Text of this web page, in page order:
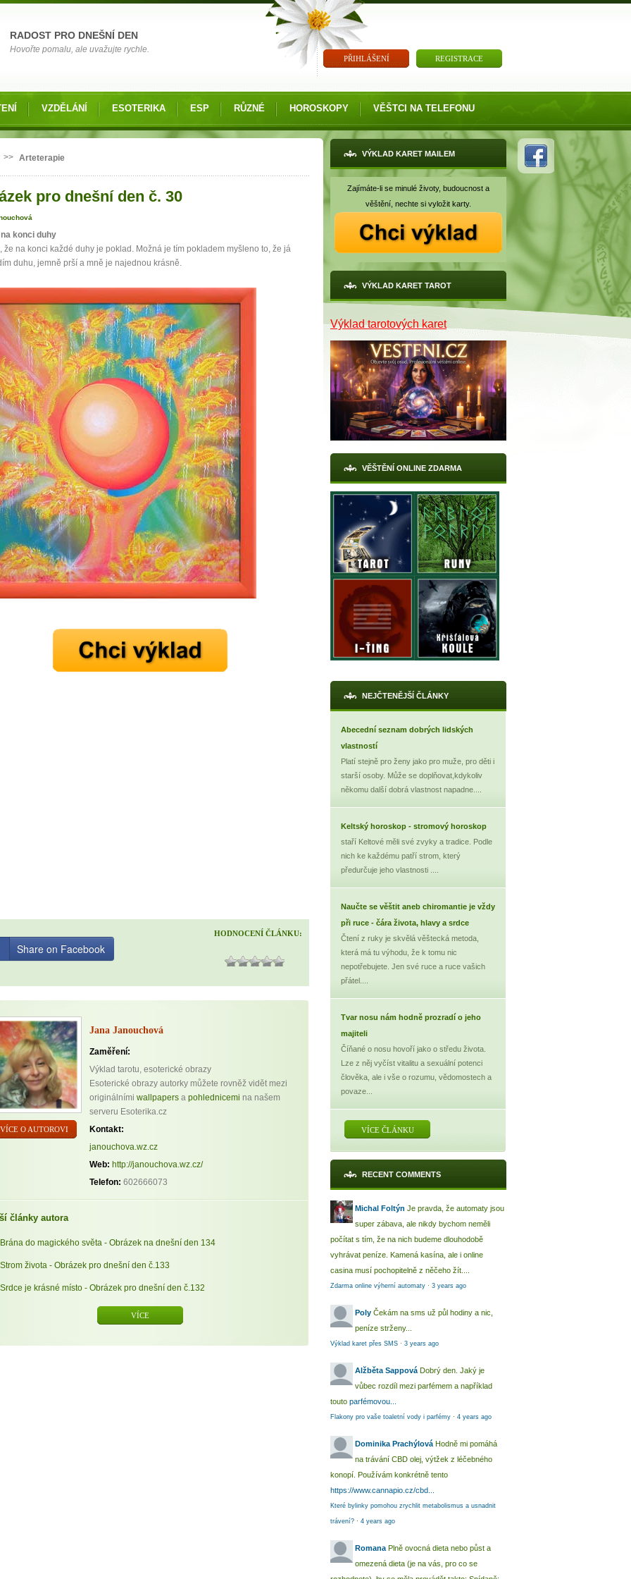
tipů pro zdravý a
život
... všechny tipy zdarma.
že jste unaveni hned jak ráno vstanete?
Nemusí to tak být - ZJISTĚTE ZDARMA!
více energie každý den
do života rovnováhu
šťastnější
X
RADOST PRO DNEŠNÍ DEN
Hovořte pomalu, ale uvažujte rychle.
PŘIHLÁŠENÍ REGISTRACE
VZDĚLÁNÍ ESOTERIKA ESP RŮZNÉ HOROSKOPY VĚŠTCI NA TELEFONU
>> Arteterapie
pro dnešní den č. 30
konci duhy
že na konci každé duhy je poklad. Možná je tím pokladem myšleno to, že já
duhu, jemně prší a mně je najednou krásně.
HODNOCENÍ ČLÁNKU:
Share on Facebook
VÍCE O AUTOROVI
Jana Janouchová
Zaměření:
Výklad tarotu, esoterické obrazy
Esoterické obrazy autorky můžete rovněž vidět mezi
originálními wallpapers a pohlednicemi na našem
serveru Esoterika.cz
Kontakt:
janouchova.wz.cz
Web: http://janouchova.wz.cz/
Telefon: 602666073
články autora
Brána do magického světa - Obrázek na dnešní den 134
Strom života - Obrázek pro dnešní den č.133
Srdce je krásné místo - Obrázek pro dnešní den č.132
VÍCE
VÝKLAD KARET MAILEM
Zajímáte-li se minulé životy, budoucnost a
věštění, nechte si vyložit karty.
VÝKLAD KARET TAROT
Výklad tarotových karet
VĚŠTĚNÍ ONLINE ZDARMA
NEJČTENĚJŠÍ ČLÁNKY
Abecední seznam dobrých lidských
vlastností
Platí stejně pro ženy jako pro muže, pro děti i
starší osoby. Může se doplňovat,kdykoliv
někomu další dobrá vlastnost napadne....
Keltský horoskop - stromový horoskop
staří Keltové měli své zvyky a tradice. Podle
nich ke každému patří strom, který
předurčuje jeho vlastnosti ....
Naučte se věštit aneb chiromantie je vždy
při ruce - čára života, hlavy a srdce
Čtení z ruky je skvělá věštecká metoda,
která má tu výhodu, že k tomu nic
nepotřebujete. Jen své ruce a ruce vašich
přátel....
Tvar nosu nám hodně prozradí o jeho
majiteli
Číňané o nosu hovoří jako o středu života.
Lze z něj vyčíst vitalitu a sexuální potenci
člověka, ale i vše o rozumu, vědomostech a
povaze...
VÍCE ČLÁNKU
RECENT COMMENTS
Michal Foltýn Je pravda, že automaty jsou
super zábava, ale nikdy bychom neměli
počítat s tím, že na nich budeme dlouhodobě
vyhrávat peníze. Kamená kasína, ale i online
casina musí pochopitelně z něčeho žít....
Zdarma online výherní automaty · 3 years ago
Poly Čekám na sms už půl hodiny a nic,
peníze strženy...
Výklad karet přes SMS · 3 years ago
Alžběta Sappová Dobrý den. Jaký je
vůbec rozdíl mezi parfémem a například
touto parfémovou...
Flakony pro vaše toaletní vody i parfémy · 4 years ago
Dominika Prachýlová Hodně mi pomáhá
na trávání CBD olej, výtžek z léčebného
konopí. Používám konkrétně tento
https://www.cannapio.cz/cbd...
Které bylinky pomohou zrychlit metabolismus a usnadnit
trávení? · 4 years ago
Romana Plně ovocná dieta nebo půst a
omezená dieta (je na vás, pro co se